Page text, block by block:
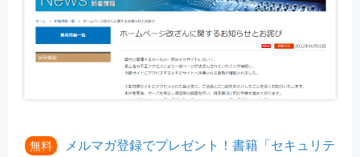
無料
メルマガ登録でプレゼント！書籍「セキュリテ